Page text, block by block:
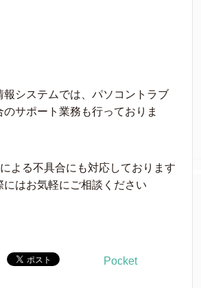
報システムでは、パソコントラブ
のサポート業務も行っておりま
よる不具合にも対応しております
にはお気軽にご相談ください
Pocket